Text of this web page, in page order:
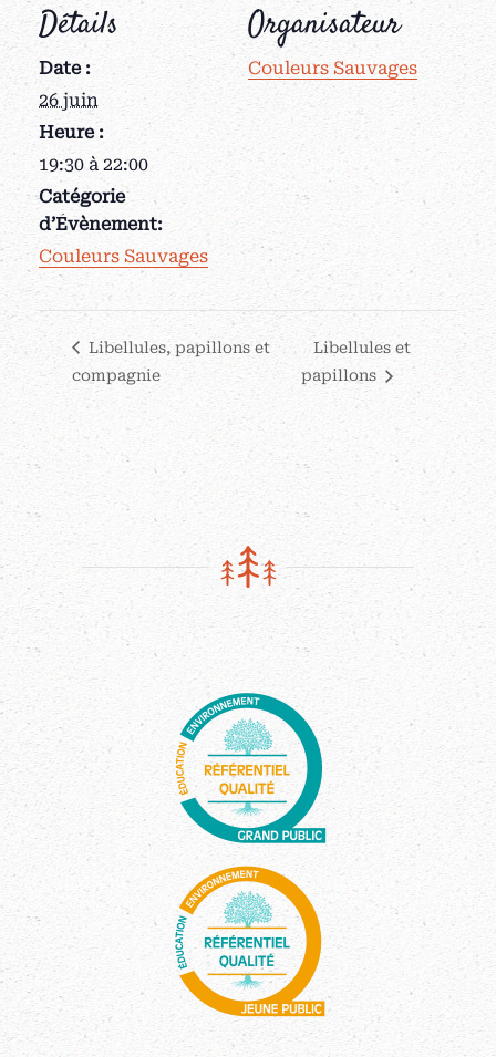
Détails
Date :
26 juin
Heure :
19:30 à 22:00
Catégorie
d’Évènement:
Couleurs Sauvages
Organisateur
Couleurs Sauvages
Libellules, papillons et
compagnie
Libellules et
papillons